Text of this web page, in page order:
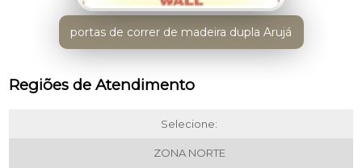
portas de correr de madeira dupla Arujá
Regiões de Atendimento
Selecione:
ZONA NORTE